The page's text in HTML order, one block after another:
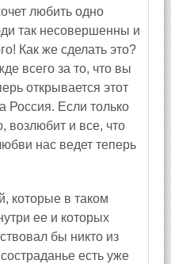
любить одно
так несовершенны и
Как же сделать это?
всего за то, что вы
открывается этот
Россия. Если только
возлюбит и все, что
нас ведет теперь
которые в таком
ее и которых
бы никто из
есть уже